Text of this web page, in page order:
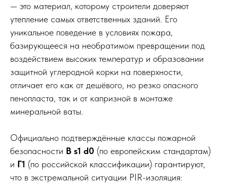
— это материал, которому строители доверяют
утепление самых ответственных зданий. Его
уникальное поведение в условиях пожара,
базирующееся на необратимом превращении под
воздействием высоких температур и образовании
защитной углеродной корки на поверхности,
отличает его как от дешёвого, но резко опасного
пенопласта, так и от капризной в монтаже
минеральной ваты.
Официально подтверждённые классы пожарной
безопасности B s1 d0 (по европейским стандартам)
и Г1 (по российской классификации) гарантируют,
что в экстремальной ситуации PIR-изоляция: